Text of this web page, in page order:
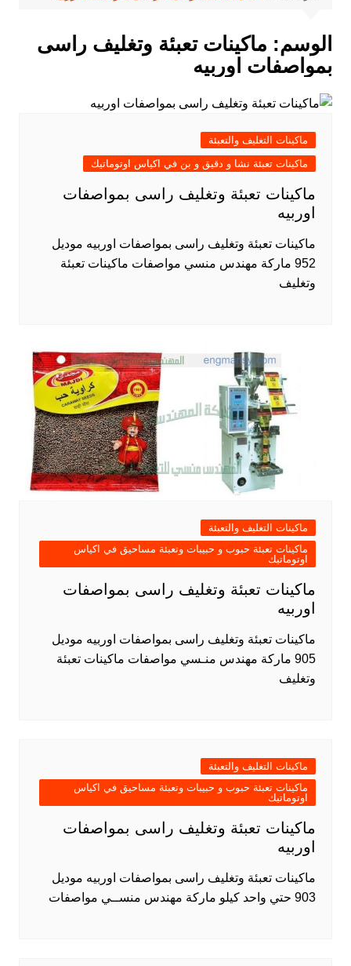
الوسم: ماكينات تعبئة وتغليف راسى
بمواصفات اوربيه
ماكينات التغليف والتعبئة
ماكينات تعبئة نشا و دقيق و بن في اكياس اوتوماتيك
ماكينات تعبئة وتغليف راسى بمواصفات
اوربيه
ماكينات تعبئة وتغليف راسى بمواصفات اوربيه موديل
952 ماركة مهندس منسي مواصفات ماكينات تعبئة
وتغليف
ماكينات التغليف والتعبئة
ماكينات تعبئة حبوب و حبيبات وتعبئة مساحيق في اكياس
اوتوماتيك
ماكينات تعبئة وتغليف راسى بمواصفات
اوربيه
ماكينات تعبئة وتغليف راسى بمواصفات اوربيه موديل
905 ماركة مهندس منـسي مواصفات ماكينات تعبئة
وتغليف
ماكينات التغليف والتعبئة
ماكينات تعبئة حبوب و حبيبات وتعبئة مساحيق في اكياس
اوتوماتيك
ماكينات تعبئة وتغليف راسى بمواصفات
اوربيه
ماكينات تعبئة وتغليف راسى بمواصفات اوربيه موديل
903 حتي واحد كيلو ماركة مهندس منســي مواصفات